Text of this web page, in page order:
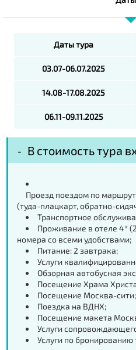
Даты тура
03.07-06.07.2025
14.08-17.08.2025
06.11-09.11.2025
В стоимость тура
Проезд поездом по
(туда-плацкарт, обратно-
Транспортное
Проживание в отеле 4*
номера со всеми удобствами;
Питание: 2 завтрака;
Услуги
Обзорная автобусная
Посещение Храма
Посещение Москва-сити;
Поездка на ВДНХ;
Посещение макета
Услуги
Услуги по бронированию